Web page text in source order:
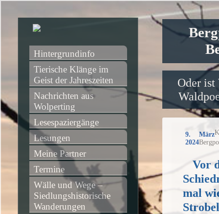
Oder ist
9. März
2024
Vor
mal
Hintergrundinfo
Tierische Klänge im
Geist der Jahreszeiten
Nachrichten aus
Wolperting
Lesespaziergänge
Lesungen
Meine Partner
Termine
Wälle und Wege –
Siedlungshistorische
Wanderungen